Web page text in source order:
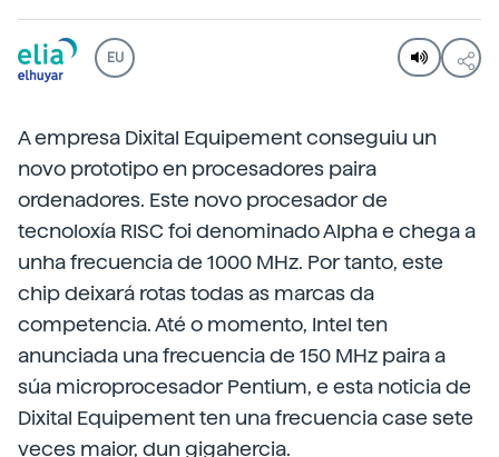
EU
A empresa Dixital Equipement conseguiu un
novo prototipo en procesadores paira
ordenadores. Este novo procesador de
tecnoloxía RISC foi denominado Alpha e chega a
unha frecuencia de 1000 MHz. Por tanto, este
chip deixará rotas todas as marcas da
competencia. Até o momento, Intel ten
anunciada una frecuencia de 150 MHz paira a
súa microprocesador Pentium, e esta noticia de
Dixital Equipement ten una frecuencia case sete
veces maior, dun gigahercia.